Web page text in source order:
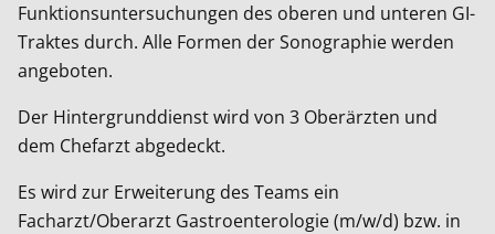
Funktionsuntersuchungen des oberen und unteren GI-
Traktes durch. Alle Formen der Sonographie werden
angeboten.
Der Hintergrunddienst wird von 3 Oberärzten und
dem Chefarzt abgedeckt.
Es wird zur Erweiterung des Teams ein
Facharzt/Oberarzt Gastroenterologie (m/w/d) bzw. in